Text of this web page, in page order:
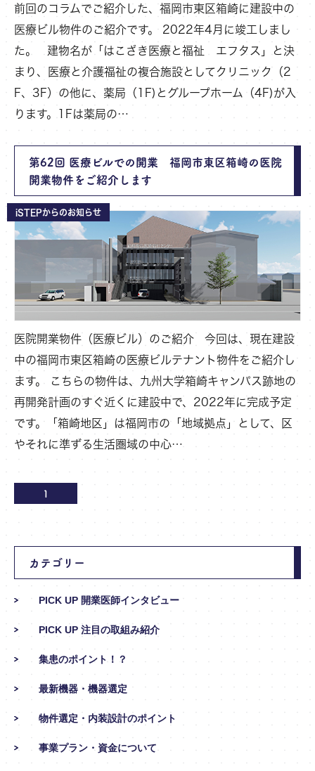
前回のコラムでご紹介した、福岡市東区箱崎に建設中の
医療ビル物件のご紹介です。 2022年4月に竣工しまし
た。 建物名が「はこざき医療と福祉 エフタス」と決
まり、医療と介護福祉の複合施設としてクリニック（2
F、3F）の他に、薬局（1F)とグループホーム（4F)が入
ります。1Fは薬局の…
第62回 医療ビルでの開業 福岡市東区箱崎の医院
開業物件をご紹介します
iSTEPからのお知らせ
医院開業物件（医療ビル）のご紹介 今回は、現在建設
中の福岡市東区箱崎の医療ビルテナント物件をご紹介し
ます。 こちらの物件は、九州大学箱崎キャンパス跡地の
再開発計画のすぐ近くに建設中で、2022年に完成予定
です。「箱崎地区」は福岡市の「地域拠点」として、区
やそれに準ずる生活圏域の中心…
1
カテゴリー
PICK UP 開業医師インタビュー
PICK UP 注目の取組み紹介
集患のポイント！？
最新機器・機器選定
物件選定・内装設計のポイント
事業プラン・資金について